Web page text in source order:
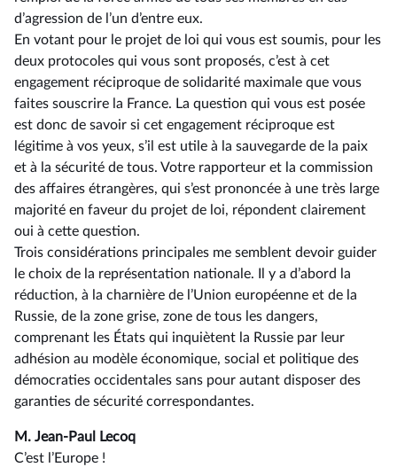
d’agression de l’un d’entre eux.
En votant pour le projet de loi qui vous est soumis, pour les
deux protocoles qui vous sont proposés, c’est à cet
engagement réciproque de solidarité maximale que vous
faites souscrire la France. La question qui vous est posée
est donc de savoir si cet engagement réciproque est
légitime à vos yeux, s’il est utile à la sauvegarde de la paix
et à la sécurité de tous. Votre rapporteur et la commission
des affaires étrangères, qui s’est prononcée à une très large
majorité en faveur du projet de loi, répondent clairement
oui à cette question.
Trois considérations principales me semblent devoir guider
le choix de la représentation nationale. Il y a d’abord la
réduction, à la charnière de l’Union européenne et de la
Russie, de la zone grise, zone de tous les dangers,
comprenant les États qui inquiètent la Russie par leur
adhésion au modèle économique, social et politique des
démocraties occidentales sans pour autant disposer des
garanties de sécurité correspondantes.
M. Jean-Paul Lecoq
C’est l’Europe !